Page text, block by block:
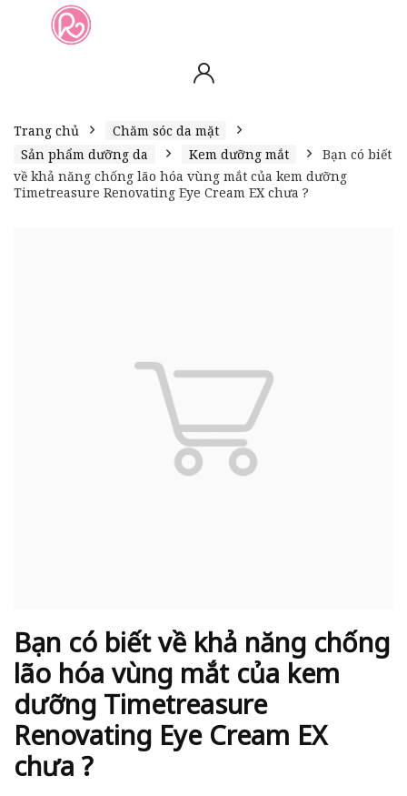
Trang chủ
Chăm sóc da mặt
Sản phẩm dưỡng da
Kem dưỡng mắt
Bạn có biết
về khả năng chống lão hóa vùng mắt của kem dưỡng
Timetreasure Renovating Eye Cream EX chưa ?
Bạn có biết về khả năng chống
lão hóa vùng mắt của kem
dưỡng Timetreasure
Renovating Eye Cream EX
chưa ?